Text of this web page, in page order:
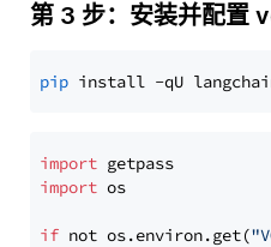
第 3 步：安装并配置
pip
import
import os
if not os.environ.get(